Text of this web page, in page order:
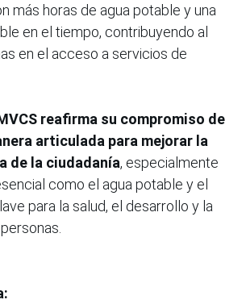
más horas de agua potable y una
en el tiempo, contribuyendo al
en el acceso a servicios de
reafirma su compromiso de
articulada para mejorar la
de la ciudadanía, especialmente
como el agua potable y el
para la salud, el desarrollo y la